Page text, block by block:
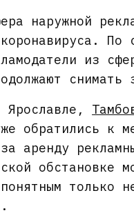
наружной
По
из
снимать
Ярославле,
обратились к
аренду
обстановке
только